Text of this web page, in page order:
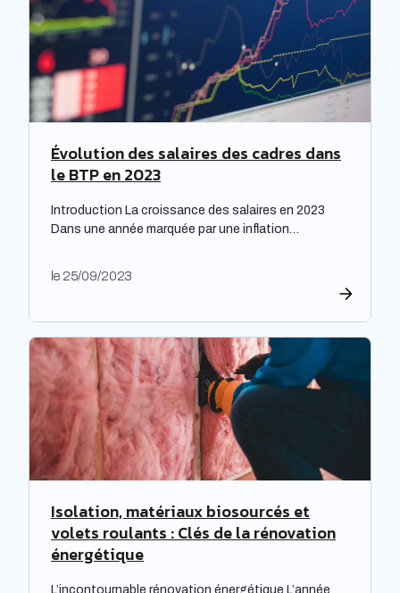
Évolution des salaires des cadres dans
le BTP en 2023
Introduction La croissance des salaires en 2023
Dans une année marquée par une inflation
une inflation hors-norme, les entreprises ont mis la
Expectra dans son 21ème baromètre, évoquant une
progression […]
le 25/09/2023
Isolation, matériaux biosourcés et
volets roulants : Clés de la rénovation
énergétique
L’incontournable rénovation énergétique L’année